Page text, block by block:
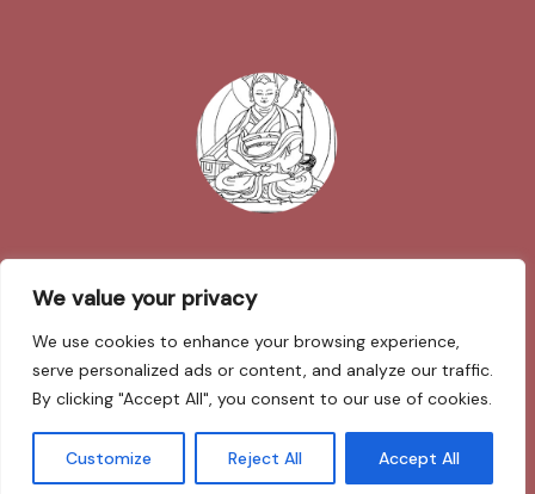
We value your privacy
We use cookies to enhance your browsing experience,
serve personalized ads or content, and analyze our traffic.
By clicking "Accept All", you consent to our use of cookies.
Customize Reject All Accept All
Datenschutzerklärung
Sarva Mangalam